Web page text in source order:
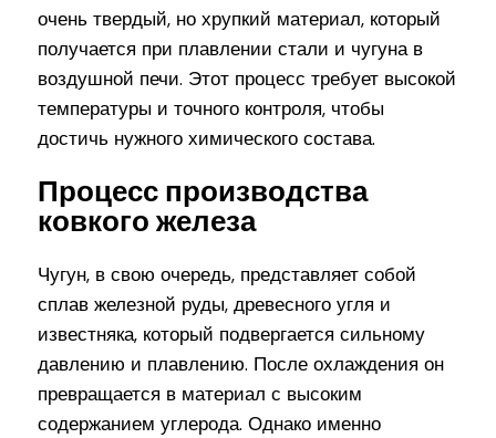
очень твердый, но хрупкий материал, который
получается при плавлении стали и чугуна в
воздушной печи. Этот процесс требует высокой
температуры и точного контроля, чтобы
достичь нужного химического состава.
Процесс производства
ковкого железа
Чугун, в свою очередь, представляет собой
сплав железной руды, древесного угля и
известняка, который подвергается сильному
давлению и плавлению. После охлаждения он
превращается в материал с высоким
содержанием углерода. Однако именно